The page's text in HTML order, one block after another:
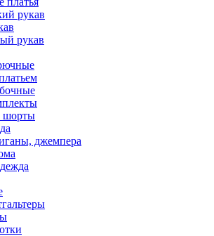
рукав
рукав
шорты
джемпера